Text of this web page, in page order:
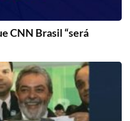
CNN Brasil “será